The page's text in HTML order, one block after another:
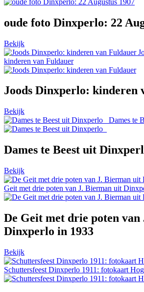
oude foto Dinxperlo: 22
Bekijk
kinderen van Fuldauer
Joods Dinxperlo: kinderen
Bekijk
Dames te
Dames te Beest uit
Bekijk
Geit met drie poten van J. Bierman uit
De Geit met drie poten
Dinxperlo in 1933
Bekijk
Schuttersfeest Dinxperlo 1911: fotokaart